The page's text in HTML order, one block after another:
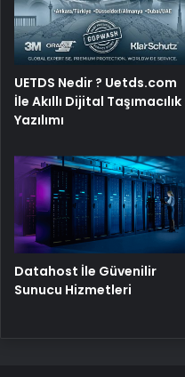
UETDS Nedir ? Uetds.com
İle Akıllı Dijital Taşımacılık
Yazılımı
Datahost İle Güvenilir
Sunucu Hizmetleri